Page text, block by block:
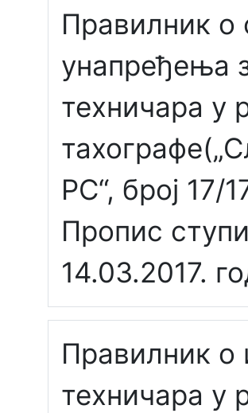
Правилник о
унапређења
техничара у
РС“, број
Пропис
14.03.2017.
Правилник о
техничара у